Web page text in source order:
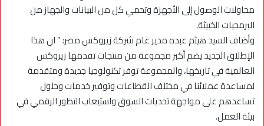
محاولات الوصول إلى الأجهزة وتحمي كل من البيانات والجهاز من
البرمجيات الخبيثة.
وأضاف السيد هيثم عبده مدير عام شركة زيروكس مصر: ” ان هذا
الإطلاق الجديد يضم أكبر مجموعة من منتجات تقدمها زيروكس
العالمية في تاريخها، والمجموعة توفر تكنولوجيا جديدة ومتقدمة
لمساعدة عملائنا في مختلف القطاعات وتوفير خدمات وحلول
تساعدهم على مواجهة تحديات السوق واستيعاب التطور الرقمي في
بيئة العمل.